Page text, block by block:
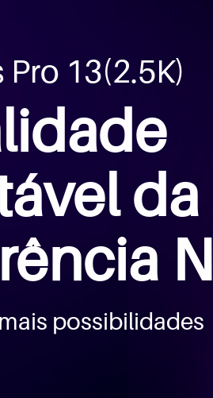
Pro 13(2.5K)
da
possibilidades